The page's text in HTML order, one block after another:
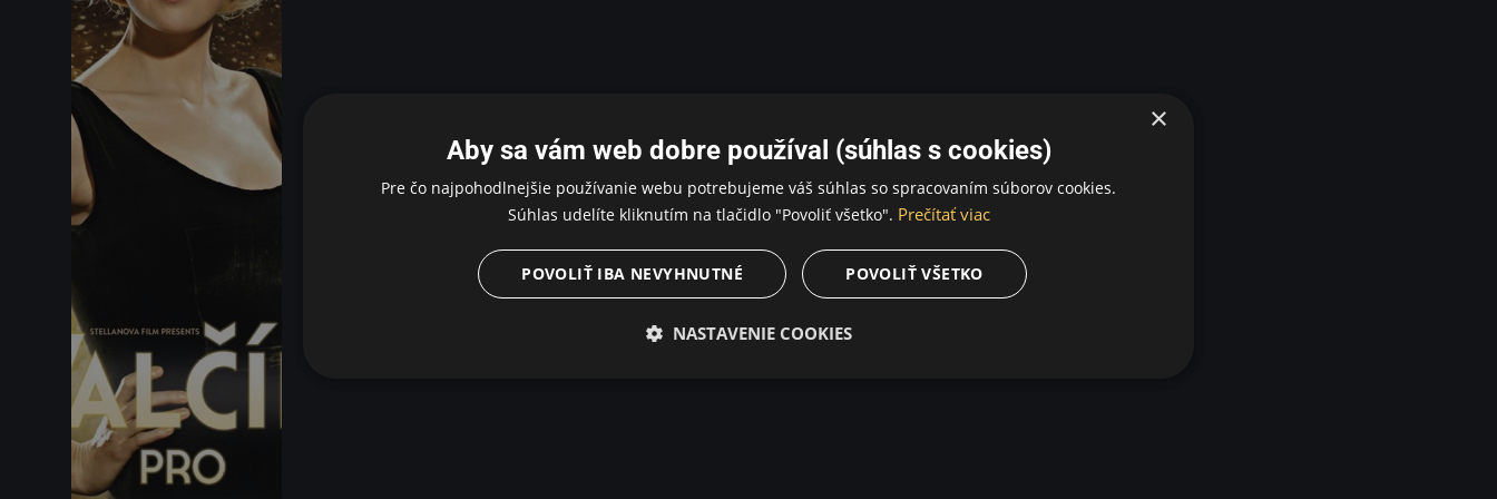
×
Aby sa vám web dobre používal (súhlas s cookies)
Pre čo najpohodlnejšie používanie webu potrebujeme váš súhlas so spracovaním súborov cookies.
Súhlas udelíte kliknutím na tlačidlo "Povoliť všetko". Prečítať viac
POVOLIŤ VŠETKO
POVOLIŤ IBA NEVYHNUTNÉ
NASTAVENIE COOKIES